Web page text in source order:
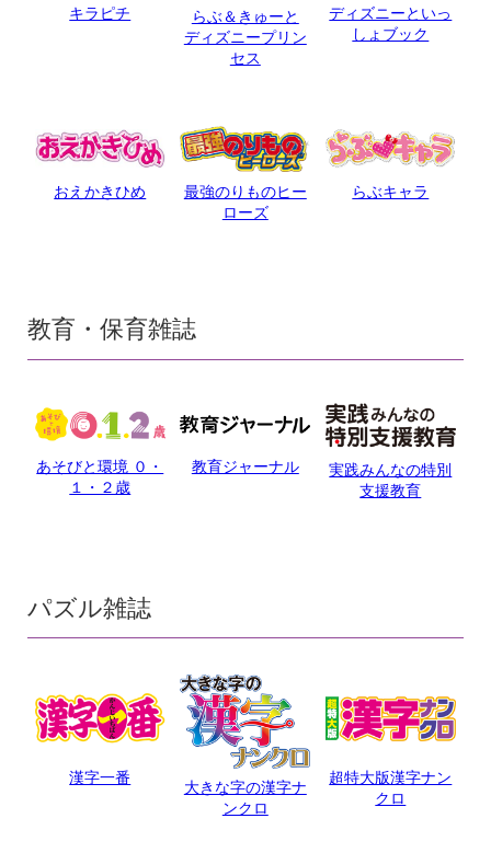
キラピチ
らぶ＆きゅーと
ディズニープリン
セス
ディズニーといっ
しょブック
おえかきひめ
最強のりものヒー
ローズ
らぶキャラ
教育・保育雑誌
あそびと環境 ０・
１・２歳
教育ジャーナル
実践みんなの特別
支援教育
パズル雑誌
漢字一番
大きな字の漢字ナ
ンクロ
超特大版漢字ナン
クロ